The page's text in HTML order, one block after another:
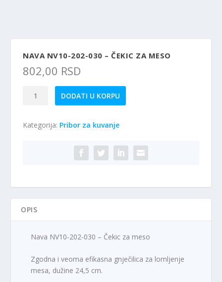
NAVA NV10-202-030 – ČEKIC ZA MESO
802,00 RSD
Nava
030
DODATI U KORPU
Kategorija: Pribor za kuvanje
OPIS
Nava NV10-202-030 – Čekic za meso
Zgodna i veoma efikasna gnječilica za lomljenje
mesa, dužine 24,5 cm.